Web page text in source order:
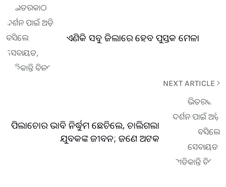
ଏଣିକି ସବୁ ଜିଲାରେ ହେବ ପୁସ୍ତକ ମେଳା
NEXT ARTICLE
ପିଲାଚୋର ଭାବି ନିର୍ଦ୍ଧୁମ ଛେଚିଲେ, ଚାଲିଗଲା
ଯୁବକଙ୍କ ଜୀବନ; ଜଣେ ଅଟକ